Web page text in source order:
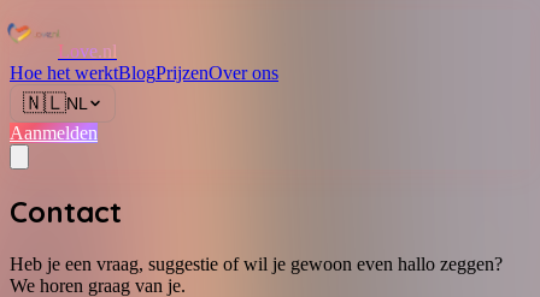
Love.nl
Hoe het werktBlogPrijzenOver ons
🇳🇱NL
Aanmelden
Contact
Heb je een vraag, suggestie of wil je gewoon even hallo zeggen?
We horen graag van je.